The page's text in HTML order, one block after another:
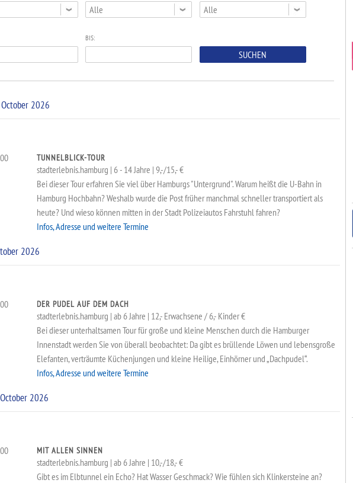
Alle Alle
BIS:
2026
TUNNELBLICK-TOUR
stadterlebnis.hamburg | 6 - 14 Jahre | 9,-/15,- €
Bei dieser Tour erfahren Sie viel über Hamburgs "Untergrund". Warum heißt die U-Bahn in
Hamburg Hochbahn? Weshalb wurde die Post früher manchmal schneller transportiert als
heute? Und wieso können mitten in der Stadt Polizeiautos Fahrstuhl fahren?
Infos, Adresse und weitere Termine
2026
DER PUDEL AUF DEM DACH
stadterlebnis.hamburg | ab 6 Jahre | 12,- Erwachsene / 6,- Kinder €
Bei dieser unterhaltsamen Tour für große und kleine Menschen durch die Hamburger
Innenstadt werden Sie von überall beobachtet: Da gibt es brüllende Löwen und lebensgroße
Elefanten, verträumte Küchenjungen und kleine Heilige, Einhörner und „Dachpudel“.
Infos, Adresse und weitere Termine
2026
MIT ALLEN SINNEN
stadterlebnis.hamburg | ab 6 Jahre | 10,-/18,- €
Gibt es im Elbtunnel ein Echo? Hat Wasser Geschmack? Wie fühlen sich Klinkersteine an?